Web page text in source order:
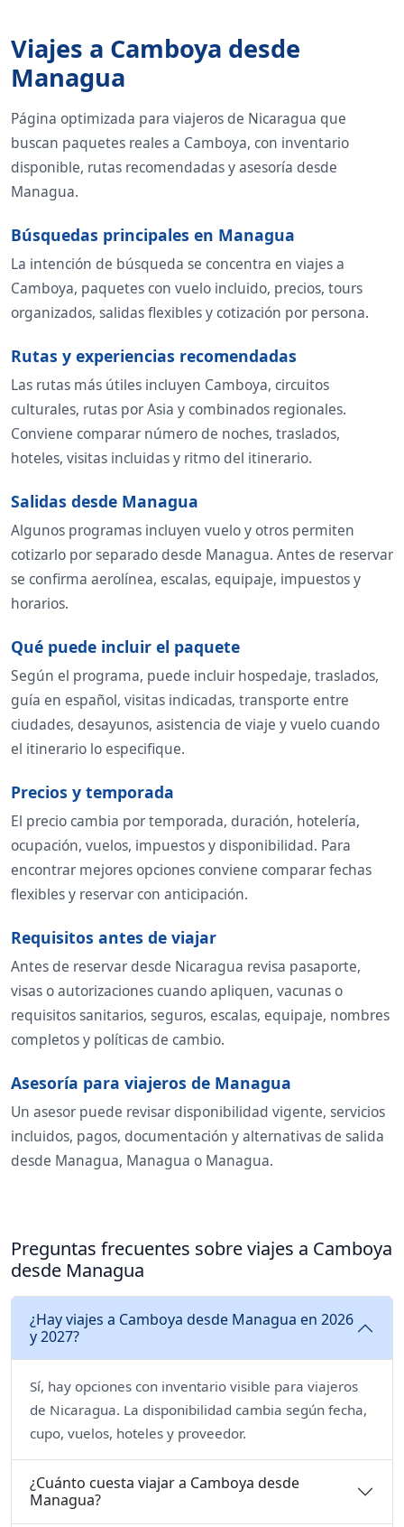
Viajes a Camboya desde
Managua
Página optimizada para viajeros de Nicaragua que
buscan paquetes reales a Camboya, con inventario
disponible, rutas recomendadas y asesoría desde
Managua.
Búsquedas principales en Managua
La intención de búsqueda se concentra en viajes a
Camboya, paquetes con vuelo incluido, precios, tours
organizados, salidas flexibles y cotización por persona.
Rutas y experiencias recomendadas
Las rutas más útiles incluyen Camboya, circuitos
culturales, rutas por Asia y combinados regionales.
Conviene comparar número de noches, traslados,
hoteles, visitas incluidas y ritmo del itinerario.
Salidas desde Managua
Algunos programas incluyen vuelo y otros permiten
cotizarlo por separado desde Managua. Antes de reservar
se confirma aerolínea, escalas, equipaje, impuestos y
horarios.
Qué puede incluir el paquete
Según el programa, puede incluir hospedaje, traslados,
guía en español, visitas indicadas, transporte entre
ciudades, desayunos, asistencia de viaje y vuelo cuando
el itinerario lo especifique.
Precios y temporada
El precio cambia por temporada, duración, hotelería,
ocupación, vuelos, impuestos y disponibilidad. Para
encontrar mejores opciones conviene comparar fechas
flexibles y reservar con anticipación.
Requisitos antes de viajar
Antes de reservar desde Nicaragua revisa pasaporte,
visas o autorizaciones cuando apliquen, vacunas o
requisitos sanitarios, seguros, escalas, equipaje, nombres
completos y políticas de cambio.
Asesoría para viajeros de Managua
Un asesor puede revisar disponibilidad vigente, servicios
incluidos, pagos, documentación y alternativas de salida
desde Managua, Managua o Managua.
Preguntas frecuentes sobre viajes a Camboya
desde Managua
¿Hay viajes a Camboya desde Managua en 2026
y 2027?
Sí, hay opciones con inventario visible para viajeros
de Nicaragua. La disponibilidad cambia según fecha,
cupo, vuelos, hoteles y proveedor.
¿Cuánto cuesta viajar a Camboya desde
Managua?